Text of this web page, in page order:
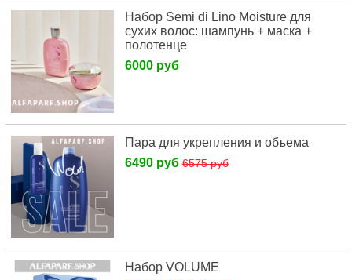
Набор Semi di Lino Moisture для
сухих волос: шампунь + маска +
полотенце
6000 руб
Пара для укрепления и объема
6490 руб6575 руб
Набор VOLUME